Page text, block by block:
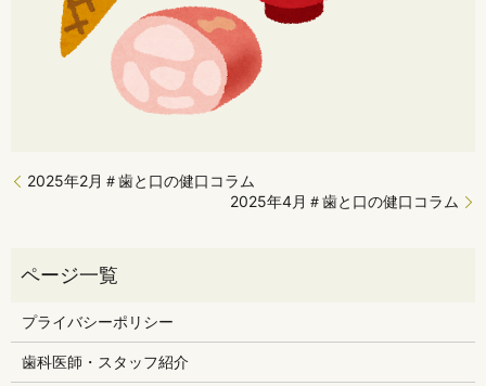
2025年2月＃歯と口の健口コラム
2025年4月＃歯と口の健口コラム
プライバシーポリシー
歯科医師・スタッフ紹介